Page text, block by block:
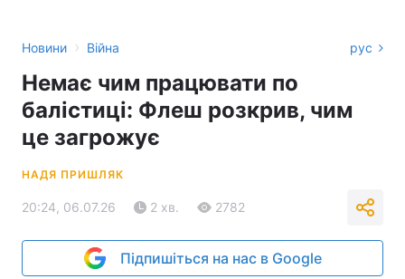
Новини › Війна рус
Немає чим працювати по
балістиці: Флеш розкрив, чим
це загрожує
НАДЯ ПРИШЛЯК
20:24, 06.07.26 2 хв. 2782
Підпишіться на нас в Google